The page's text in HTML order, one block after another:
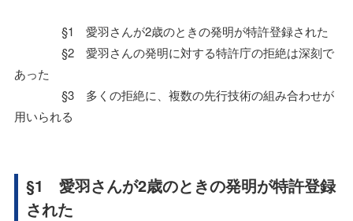
§1 愛羽さんが2歳のときの発明が特許登録された
§2 愛羽さんの発明に対する特許庁の拒絶は深刻で
あった
§3 多くの拒絶に、複数の先行技術の組み合わせが
用いられる
§1 愛羽さんが2歳のときの発明が特許登録
された